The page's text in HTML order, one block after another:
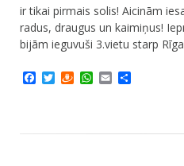
ir tikai pirmais solis! Aicinām
radus, draugus un kaimiņus!
bijām ieguvuši 3.vietu starp
Facebook
TwitterDraugiem
WhatsApp
Email